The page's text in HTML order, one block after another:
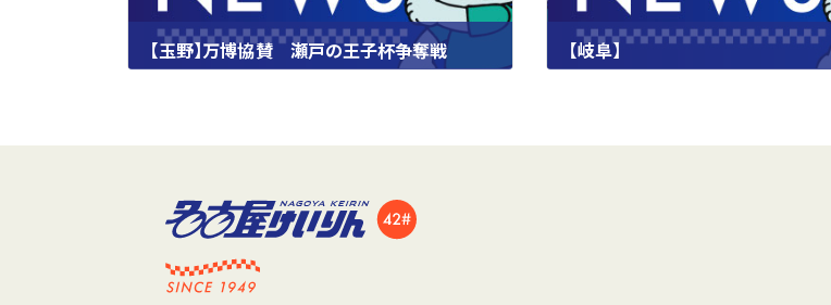
【玉野】万博協賛 瀬戸の王子杯争奪戦 【岐阜】